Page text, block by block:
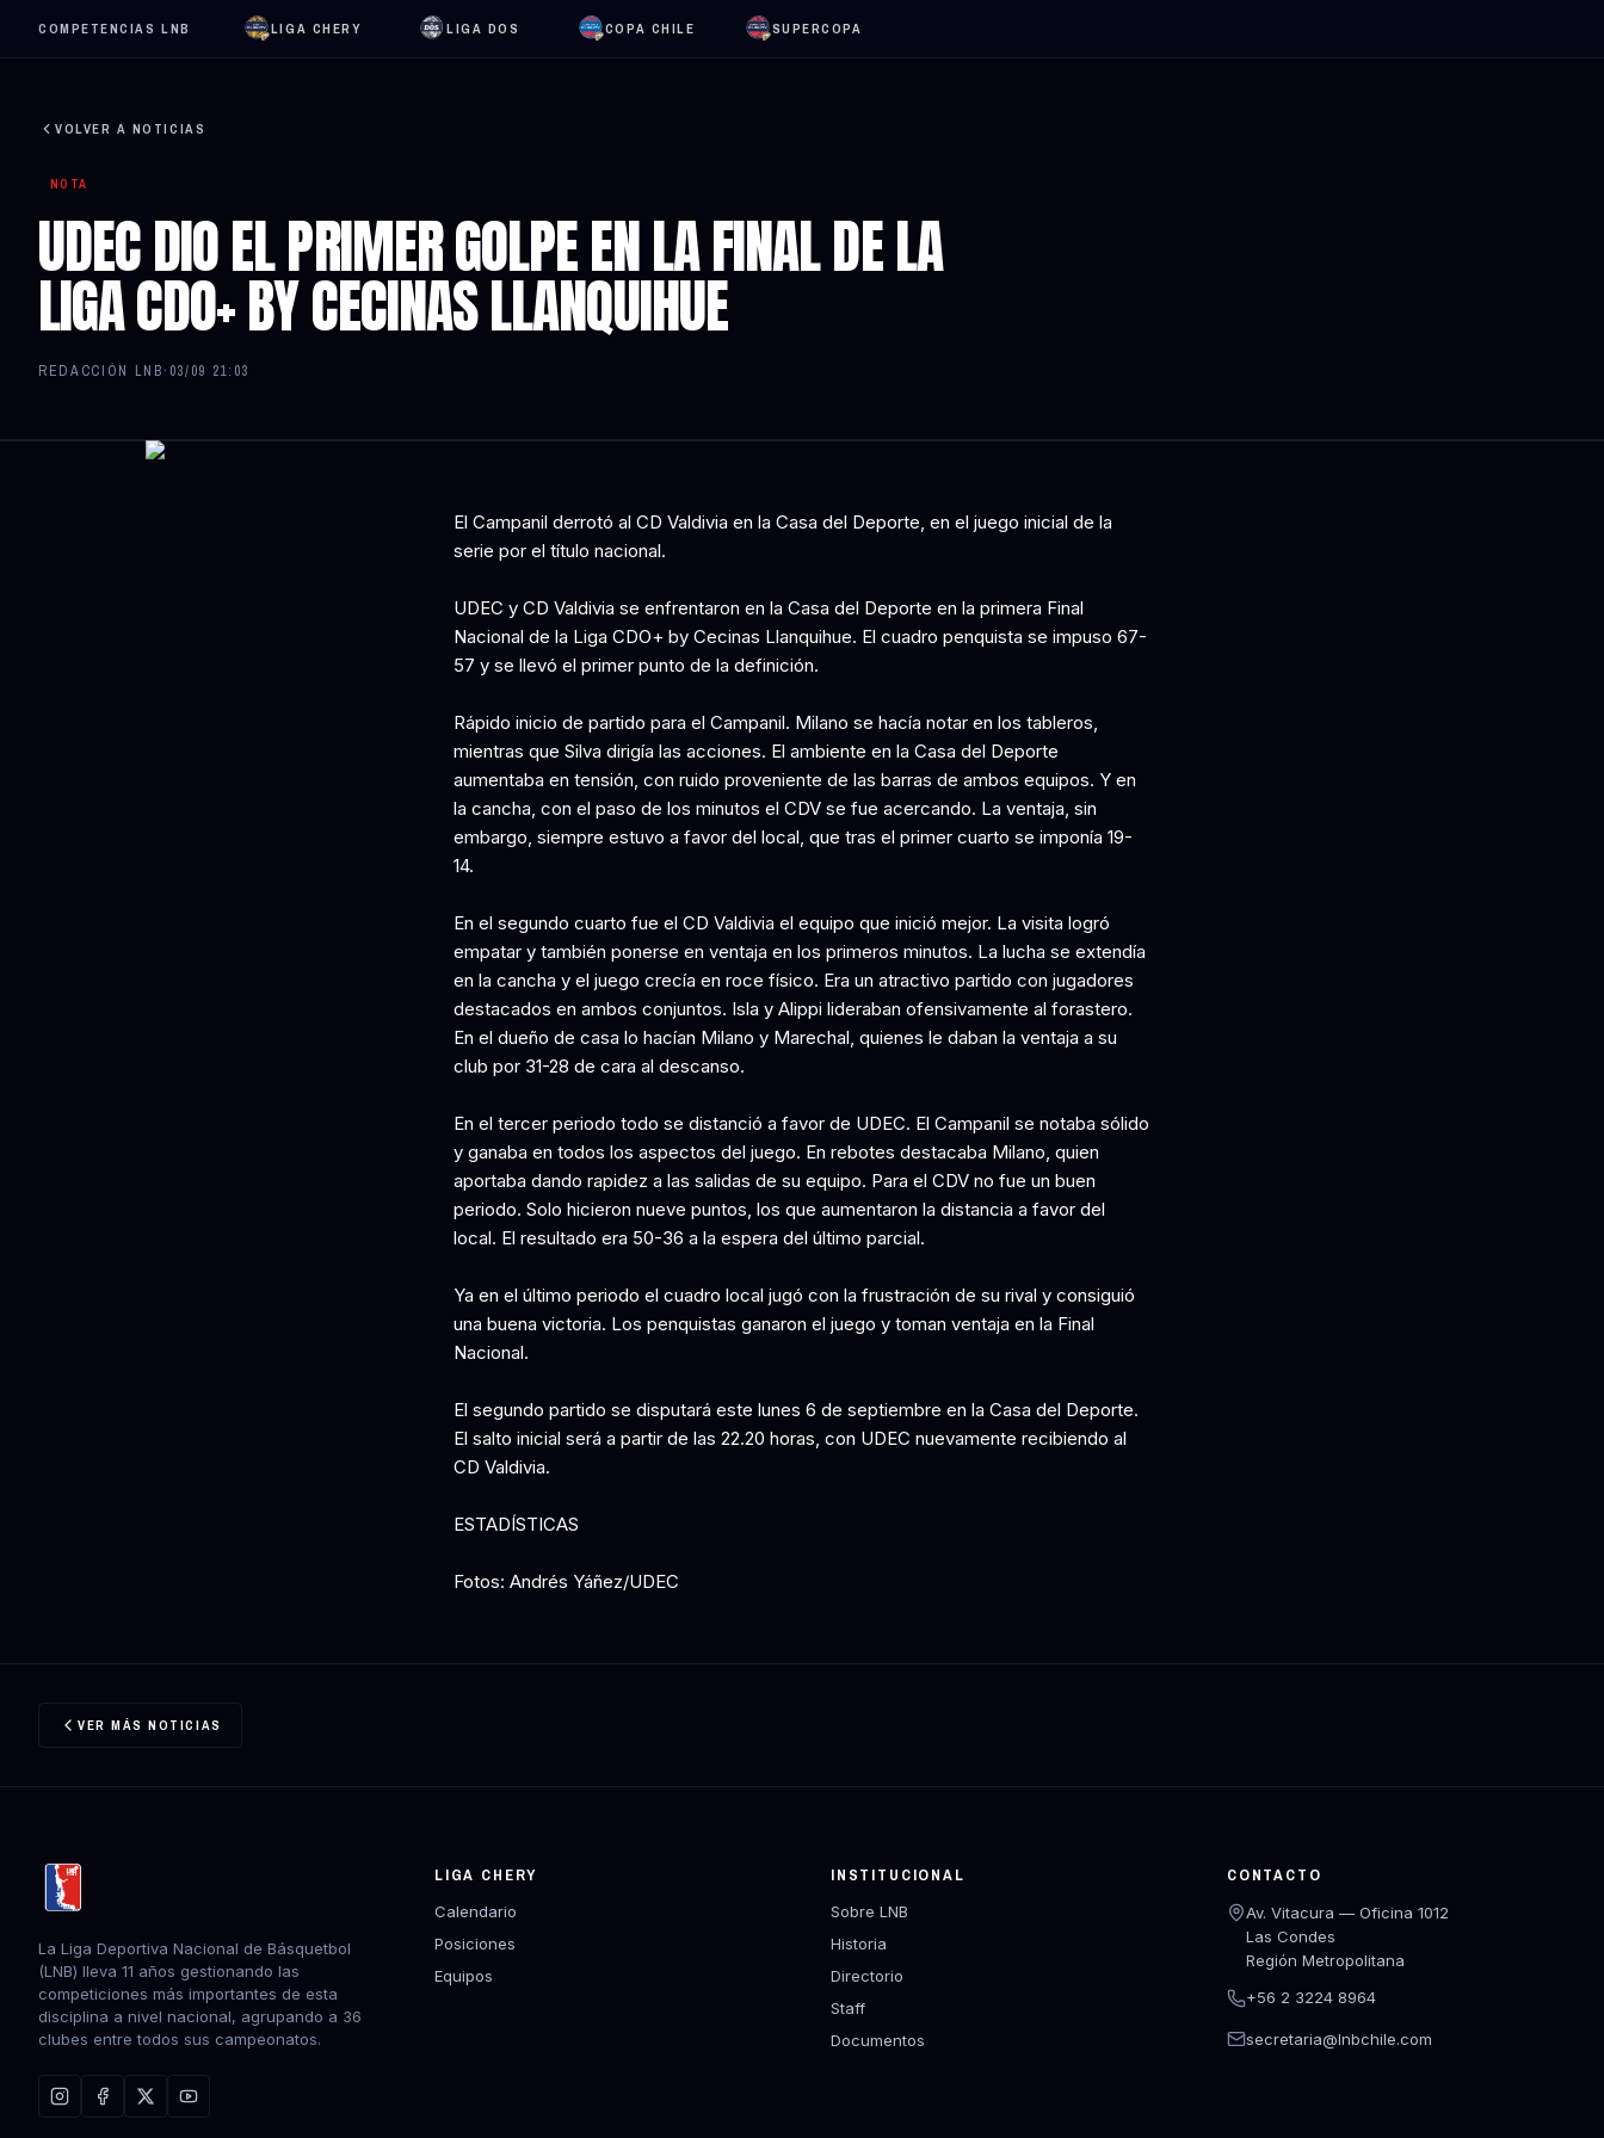
COMPETENCIAS LNB LIGA CHERY LIGA DOS COPA CHILE SUPERCOPA
VOLVER A NOTICIAS
NOTA
UDEC DIO EL PRIMER GOLPE EN LA FINAL DE LA
LIGA CDO+ BY CECINAS LLANQUIHUE
REDACCIÓN LNB· 03/09 21:03
El Campanil derrotó al CD Valdivia en la Casa del Deporte, en el juego inicial de la
serie por el título nacional.
UDEC y CD Valdivia se enfrentaron en la Casa del Deporte en la primera Final
Nacional de la Liga CDO+ by Cecinas Llanquihue. El cuadro penquista se impuso 67-
57 y se llevó el primer punto de la definición.
Rápido inicio de partido para el Campanil. Milano se hacía notar en los tableros,
mientras que Silva dirigía las acciones. El ambiente en la Casa del Deporte
aumentaba en tensión, con ruido proveniente de las barras de ambos equipos. Y en
la cancha, con el paso de los minutos el CDV se fue acercando. La ventaja, sin
embargo, siempre estuvo a favor del local, que tras el primer cuarto se imponía 19-
14.
En el segundo cuarto fue el CD Valdivia el equipo que inició mejor. La visita logró
empatar y también ponerse en ventaja en los primeros minutos. La lucha se extendía
en la cancha y el juego crecía en roce físico. Era un atractivo partido con jugadores
destacados en ambos conjuntos. Isla y Alippi lideraban ofensivamente al forastero.
En el dueño de casa lo hacían Milano y Marechal, quienes le daban la ventaja a su
club por 31-28 de cara al descanso.
En el tercer periodo todo se distanció a favor de UDEC. El Campanil se notaba sólido
y ganaba en todos los aspectos del juego. En rebotes destacaba Milano, quien
aportaba dando rapidez a las salidas de su equipo. Para el CDV no fue un buen
periodo. Solo hicieron nueve puntos, los que aumentaron la distancia a favor del
local. El resultado era 50-36 a la espera del último parcial.
Ya en el último periodo el cuadro local jugó con la frustración de su rival y consiguió
una buena victoria. Los penquistas ganaron el juego y toman ventaja en la Final
Nacional.
El segundo partido se disputará este lunes 6 de septiembre en la Casa del Deporte.
El salto inicial será a partir de las 22.20 horas, con UDEC nuevamente recibiendo al
CD Valdivia.
ESTADÍSTICAS
Fotos: Andrés Yáñez/UDEC
VER MÁS NOTICIAS
La Liga Deportiva Nacional de Básquetbol
(LNB) lleva 11 años gestionando las
competiciones más importantes de esta
disciplina a nivel nacional, agrupando a 36
clubes entre todos sus campeonatos.
LIGA CHERY
Calendario
Posiciones
Equipos
INSTITUCIONAL
Sobre LNB
Historia
Directorio
Staff
Documentos
CONTACTO
Av. Vitacura — Oficina 1012
Las Condes
Región Metropolitana
+56 2 3224 8964
secretaria@lnbchile.com